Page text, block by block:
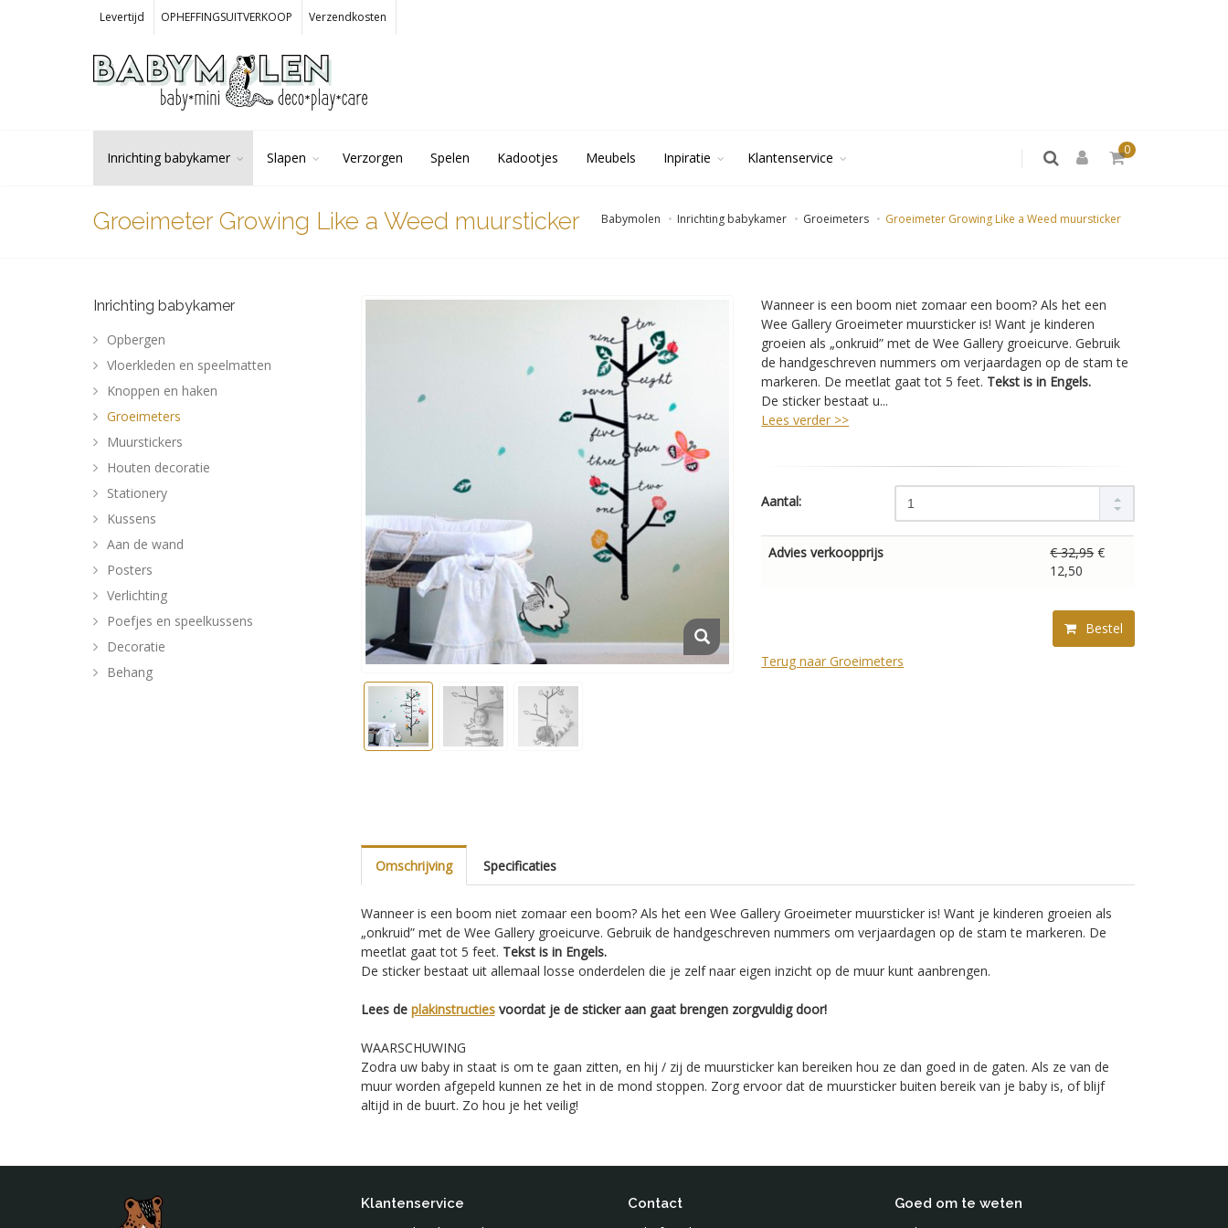
Levertijd OPHEFFINGSUITVERKOOP Verzendkosten
0
Inrichting babykamer Slapen Verzorgen Spelen Kadootjes Meubels Inpiratie Klantenservice
Babymolen Inrichting babykamer Groeimeters Groeimeter Growing Like a Weed muursticker
Groeimeter Growing Like a Weed muursticker
Wanneer is een boom niet zomaar een boom? Als het een
Wee Gallery Groeimeter muursticker is! Want je kinderen
groeien als „onkruid” met de Wee Gallery groeicurve. Gebruik
de handgeschreven nummers om verjaardagen op de stam te
markeren. De meetlat gaat tot 5 feet. Tekst is in Engels.
De sticker bestaat u...
Lees verder >>
Aantal:
Advies verkoopprijs € 32,95 €
12,50
Bestel
Terug naar Groeimeters
Omschrijving Specificaties
Wanneer is een boom niet zomaar een boom? Als het een Wee Gallery Groeimeter muursticker is! Want je kinderen groeien als
„onkruid” met de Wee Gallery groeicurve. Gebruik de handgeschreven nummers om verjaardagen op de stam te markeren. De
meetlat gaat tot 5 feet. Tekst is in Engels.
De sticker bestaat uit allemaal losse onderdelen die je zelf naar eigen inzicht op de muur kunt aanbrengen.
Lees de plakinstructiesvoordat je de sticker aan gaat brengen zorgvuldig door!
WAARSCHUWING
Zodra uw baby in staat is om te gaan zitten, en hij / zij de muursticker kan bereiken hou ze dan goed in de gaten. Als ze van de
muur worden afgepeld kunnen ze het in de mond stoppen. Zorg ervoor dat de muursticker buiten bereik van je baby is, of blijf
altijd in de buurt. Zo hou je het veilig!
Inrichting babykamer
Opbergen
Vloerkleden en speelmatten
Knoppen en haken
Groeimeters
Muurstickers
Houten decoratie
Stationery
Kussens
Aan de wand
Posters
Verlichting
Poefjes en speelkussens
Decoratie
Behang
Klantenservice Contact Goed om te weten